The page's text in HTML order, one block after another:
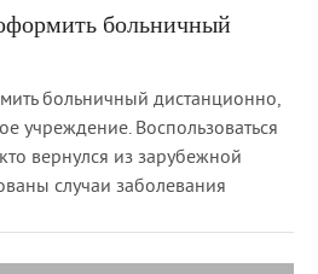
больничный
больничный дистанционно,
учреждение. Воспользоваться
вернулся из зарубежной
случаи заболевания